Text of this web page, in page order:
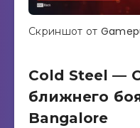
Скриншот от
Cold Steel —
ближнего
Bangalore